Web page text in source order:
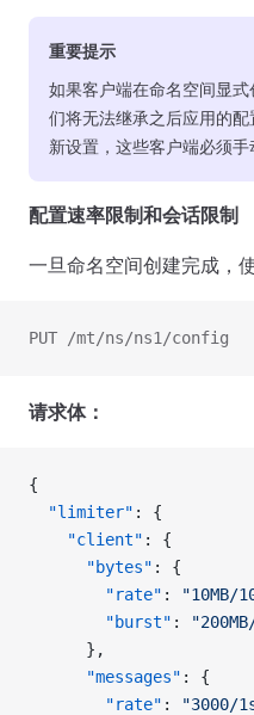
重要提示
如果客户端在命名空间显
们将无法继承之后应用的
新设置，这些客户端必须手
配置速率限制和会话限制
一旦命名空间创建完成，
PUT /mt/ns/ns1/config
请求体：
{
  "limiter"
: {
    "client"
: {
      "bytes"
: {
        "rate"
: "10MB/
        "burst"
:
      },
      "messages"
: {
        "rate"
: "3000/